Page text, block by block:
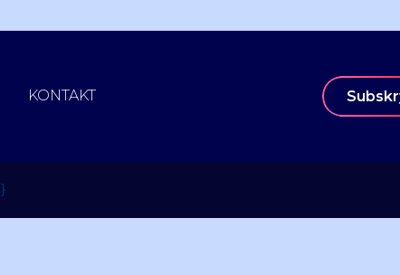
KONTAKT